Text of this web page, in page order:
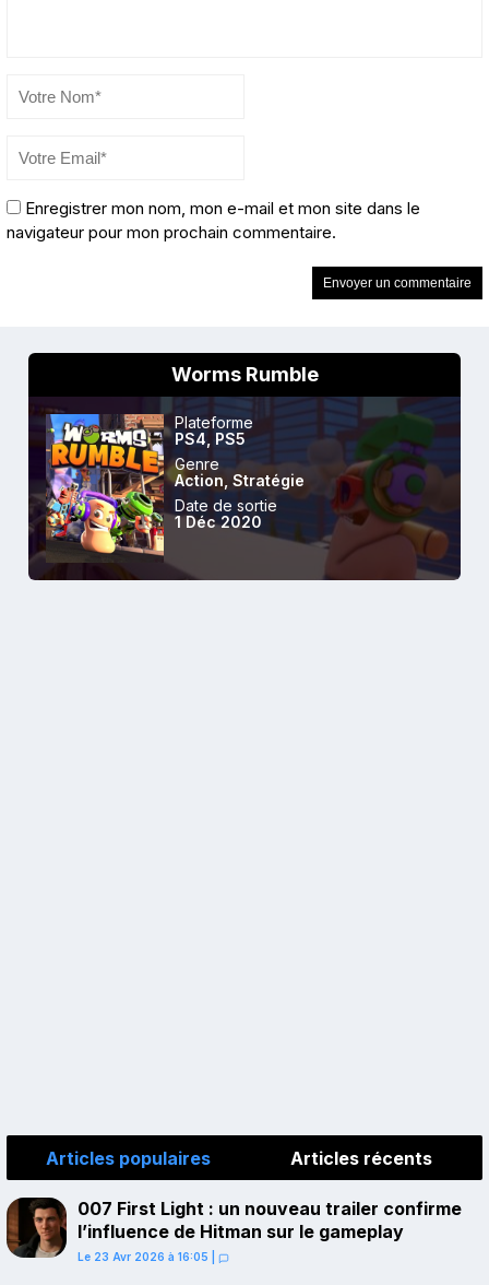
Enregistrer mon nom, mon e-mail et mon site dans le
navigateur pour mon prochain commentaire.
Worms Rumble
Plateforme
PS4 PS5
Genre
Action Stratégie
Date de sortie
1 Déc 2020
Articles populaires Articles récents
007 First Light : un nouveau trailer confirme
l’influence de Hitman sur le gameplay
Le 23 Avr 2026 à 16:05